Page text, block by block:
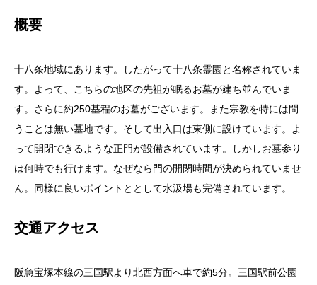
概要
十八条地域にあります。したがって十八条霊園と名称されていま
す。よって、こちらの地区の先祖が眠るお墓が建ち並んでいま
す。さらに約250基程のお墓がございます。また宗教を特には問
うことは無い墓地です。そして出入口は東側に設けています。よ
って開閉できるような正門が設備されています。しかしお墓参り
は何時でも行けます。なぜなら門の開閉時間が決められていませ
ん。同様に良いポイントととして水汲場も完備されています。
交通アクセス
阪急宝塚本線の三国駅より北西方面へ車で約5分。三国駅前公園